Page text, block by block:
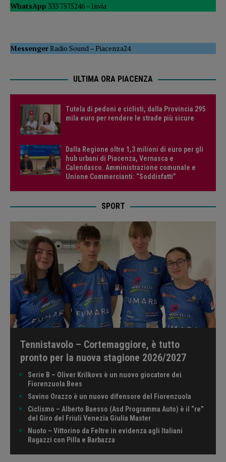
WhatsApp 333 7575246 – Invia
MessengerRadio Sound –Piacenza24
ULTIMA ORA PIACENZA
Tutela di pedoni e ciclisti, dalla Provincia 295
mila euro per rendere le strade più sicure
Dalla Regione oltre 1,3 milioni di euro per gli
hub urbani di Piacenza, Vernasca e
Calendasco. Amministrazione comunale e
Unione Commercianti: “Soddisfatti”
SPORT
Tennistavolo – Cortemaggiore, è tutto
pronto per la nuova stagione 2026/2027
Serie B – Oliver Krilkovs è un nuovo giocatore dei
Fiorenzuola Bees
Savino Orazzo è un nuovo difensore del Fiorenzuola
Ciclismo – Alberto Baesso (Asd Programma Auto) è il “re”
del Giro del Friuli Venezia Giulia Master
Nuoto – Vittorino da Feltre in evidenza agli Italiani
Ragazzi con Pilla e Barbazza